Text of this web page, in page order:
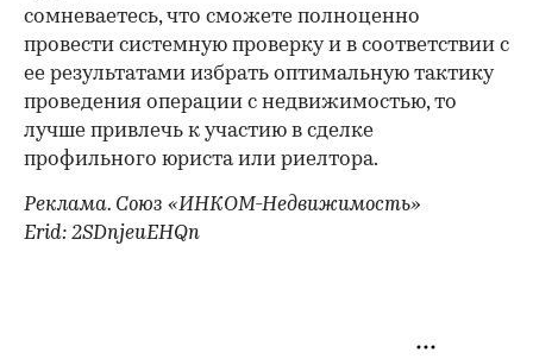
сомневаетесь, что сможете полноценно
провести системную проверку и в соответствии с
ее результатами избрать оптимальную тактику
проведения операции с недвижимостью, то
лучше привлечь к участию в сделке
профильного юриста или риелтора.
Реклама. Союз «ИНКОМ-Недвижимость»
Erid: 2SDnjeuEHQn